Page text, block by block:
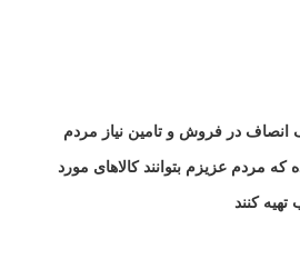
انصاف در فروش و تامین نیاز مردم
مردم عزیزم بتوانند کالاهای مورد
کنند